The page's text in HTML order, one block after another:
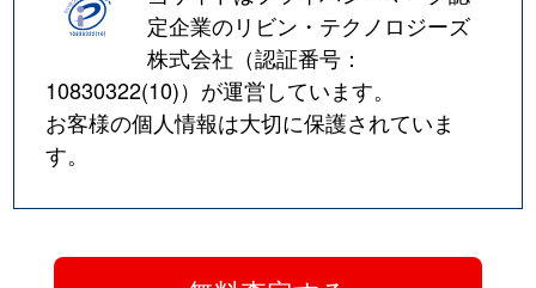
定企業のリビン・テクノロジーズ
株式会社（認証番号：
10830322(10)）が運営しています。
お客様の個人情報は大切に保護されていま
す。